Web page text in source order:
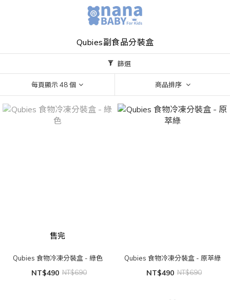
Qubies副食品分裝盒
篩選
每頁顯示 48 個 商品排序
售完
Qubies 食物冷凍分裝盒 - 綠色
NT$490 NT$690
Qubies 食物冷凍分裝盒 - 原萃綠
NT$490 NT$690